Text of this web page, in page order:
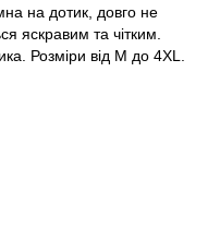
на дотик, довго не
яскравим та чітким.
Розміри від M до 4XL.